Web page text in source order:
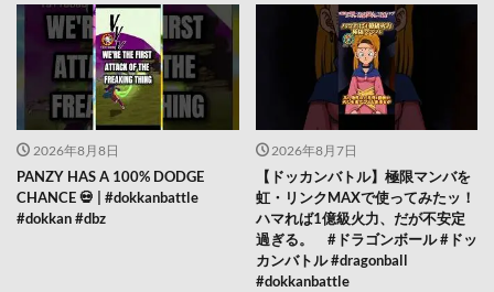
2026年8月8日
PANZY HAS A 100% DODGE
CHANCE 💀 | #dokkanbattle
#dokkan #dbz
2026年8月7日
【ドッカンバトル】極限マンバを
虹・リンクMAXで使ってみたッ！
ハマれば1億級火力、だが不安定
過ぎる。 #ドラゴンボール #ドッ
カンバトル #dragonball
#dokkanbattle